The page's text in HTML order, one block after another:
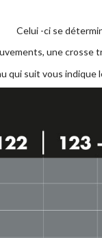
Celui -ci se
une crosse
qui suit vous indique